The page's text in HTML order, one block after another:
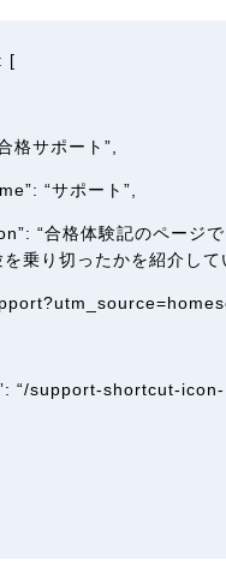
[
格サポート”,
“サポート”,
“合格体験記のページ
を乗り切ったかを紹介して
shortcut-icon-